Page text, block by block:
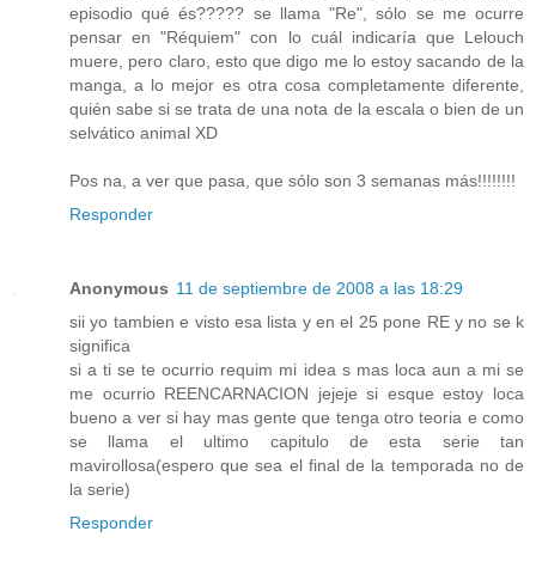
episodio qué és????? se llama "Re", sólo se me ocurre
pensar en "Réquiem" con lo cuál indicaría que Lelouch
muere, pero claro, esto que digo me lo estoy sacando de la
manga, a lo mejor es otra cosa completamente diferente,
quién sabe si se trata de una nota de la escala o bien de un
selvático animal XD
Pos na, a ver que pasa, que sólo son 3 semanas más!!!!!!!!
Responder
Anonymous 11 de septiembre de 2008 a las 18:29
sii yo tambien e visto esa lista y en el 25 pone RE y no se k
significa
si a ti se te ocurrio requim mi idea s mas loca aun a mi se
me ocurrio REENCARNACION jejeje si esque estoy loca
bueno a ver si hay mas gente que tenga otro teoria e como
se llama el ultimo capitulo de esta serie tan
mavirollosa(espero que sea el final de la temporada no de
la serie)
Responder